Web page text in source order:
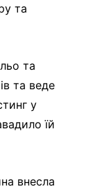
та
та
та веде
у
їй
внесла